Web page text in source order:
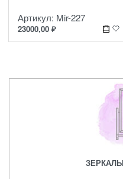
Артикул: Mir-227
23000,00 ₽